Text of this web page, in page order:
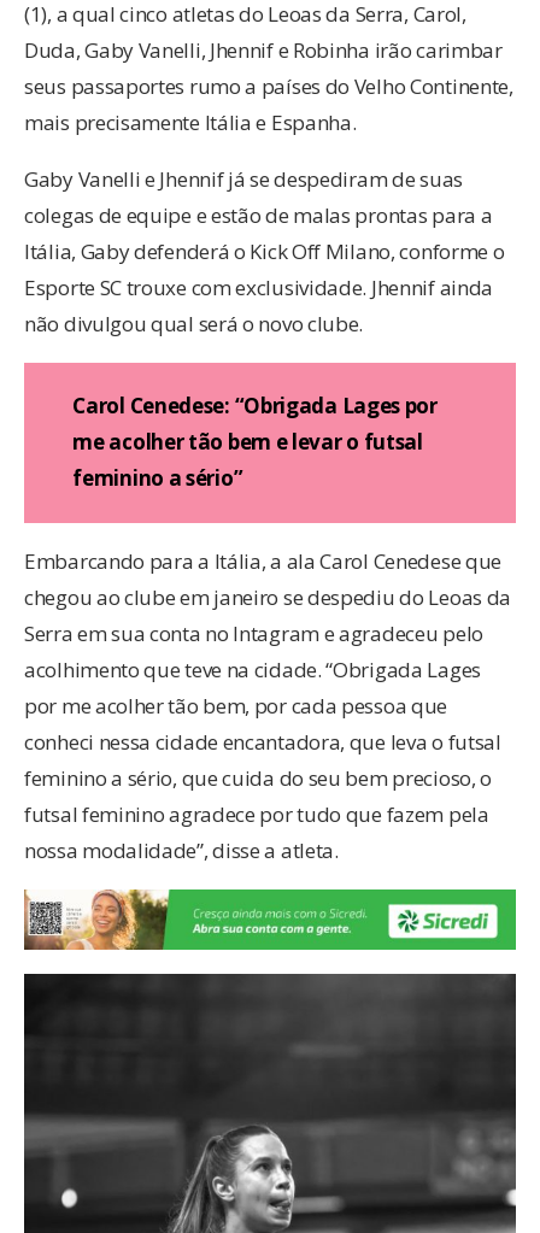
(1), a qual cinco atletas do Leoas da Serra, Carol,
Duda, Gaby Vanelli, Jhennif e Robinha irão carimbar
seus passaportes rumo a países do Velho Continente,
mais precisamente Itália e Espanha.
Gaby Vanelli e Jhennif já se despediram de suas
colegas de equipe e estão de malas prontas para a
Itália, Gaby defenderá o Kick Off Milano, conforme o
Esporte SC trouxe com exclusividade. Jhennif ainda
não divulgou qual será o novo clube.
Carol Cenedese: “Obrigada Lages por
me acolher tão bem e levar o futsal
feminino a sério”
Embarcando para a Itália, a ala Carol Cenedese que
chegou ao clube em janeiro se despediu do Leoas da
Serra em sua conta no Intagram e agradeceu pelo
acolhimento que teve na cidade. “Obrigada Lages
por me acolher tão bem, por cada pessoa que
conheci nessa cidade encantadora, que leva o futsal
feminino a sério, que cuida do seu bem precioso, o
futsal feminino agradece por tudo que fazem pela
nossa modalidade”, disse a atleta.